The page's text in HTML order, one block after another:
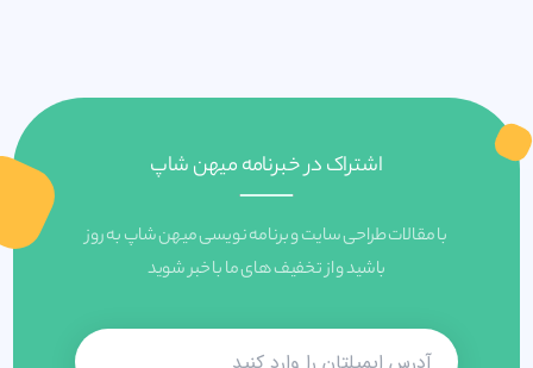
اشتراک در خبرنامه میهن شاپ
با مقالات طراحی سایت و برنامه نویسی میهن شاپ به روز
باشید و از تخفیف های ما با خبر شوید